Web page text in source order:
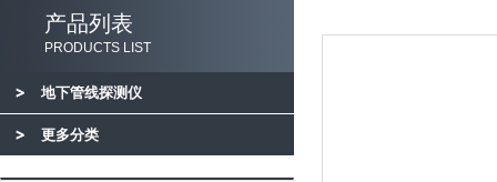
产品列表
PRODUCTS LIST
地下管线探测仪
更多分类